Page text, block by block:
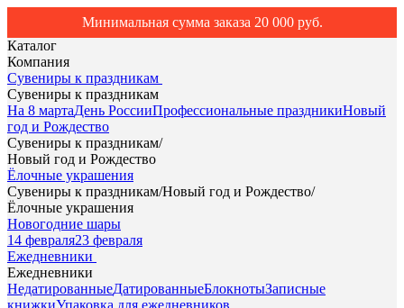
Минимальная сумма заказа 20 000 руб.
Каталог
Компания
Сувениры к праздникам
Сувениры к праздникам
На 8 мартаДень РоссииПрофессиональные праздникиНовый
год и Рождество
Сувениры к праздникам/
Новый год и Рождество
Ёлочные украшения
Сувениры к праздникам/Новый год и Рождество/
Ёлочные украшения
Новогодние шары
14 февраля23 февраля
Ежедневники
Ежедневники
НедатированныеДатированныеБлокнотыЗаписные
книжкиУпаковка для ежедневников